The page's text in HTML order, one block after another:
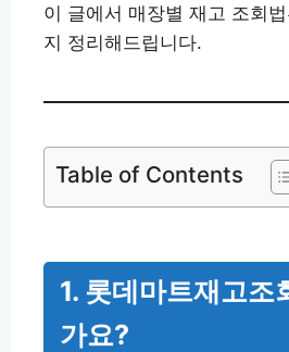
이 글에서 매장별 재고 조회
지 정리해드립니다.
Table of Contents
1. 롯데마트재고조
가요?